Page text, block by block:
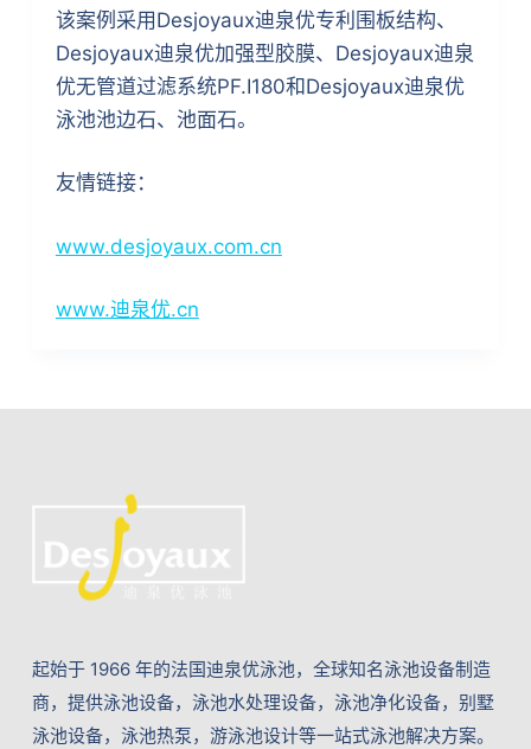
该案例采用Desjoyaux迪泉优专利围板结构、
Desjoyaux迪泉优加强型胶膜、Desjoyaux迪泉
优无管道过滤系统PF.I180和Desjoyaux迪泉优
泳池池边石、池面石。
友情链接：
www.desjoyaux.com.cn
www.迪泉优.cn
起始于 1966 年的法国迪泉优泳池，全球知名泳池设备制造
商，提供泳池设备，泳池水处理设备，泳池净化设备，别墅
泳池设备，泳池热泵，游泳池设计等一站式泳池解决方案。